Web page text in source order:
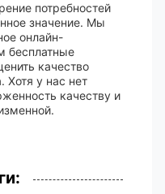
потребностей
значение. Мы
онлайн-
бесплатные
качество
Хотя у нас нет
качеству и